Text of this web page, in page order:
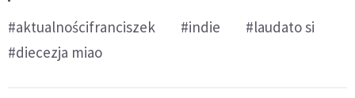
#aktualnościfranciszek #indie
#laudato si
#diecezja miao